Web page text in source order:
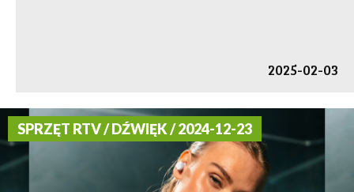
2025-02-03
SPRZĘT RTV / DŹWIĘK / 2024-12-23